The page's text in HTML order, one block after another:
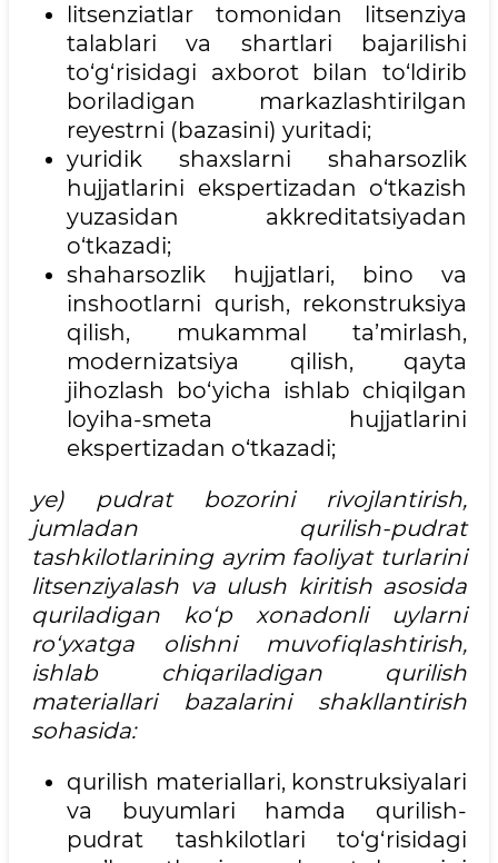
litsenziatlar tomonidan litsenziya
talablari va shartlari bajarilishi
to‘g‘risidagi axborot bilan to‘ldirib
boriladigan markazlashtirilgan
reyestrni (bazasini) yuritadi;
yuridik shaxslarni shaharsozlik
hujjatlarini ekspertizadan o‘tkazish
yuzasidan akkreditatsiyadan
o‘tkazadi;
shaharsozlik hujjatlari, bino va
inshootlarni qurish, rekonstruksiya
qilish, mukammal ta’mirlash,
modernizatsiya qilish, qayta
jihozlash bo‘yicha ishlab chiqilgan
loyiha-smeta hujjatlarini
ekspertizadan o‘tkazadi;
ye) pudrat bozorini rivojlantirish,
jumladan qurilish-pudrat
tashkilotlarining ayrim faoliyat turlarini
litsenziyalash va ulush kiritish asosida
quriladigan ko‘p xonadonli uylarni
ro‘yxatga olishni muvofiqlashtirish,
ishlab chiqariladigan qurilish
materiallari bazalarini shakllantirish
sohasida:
qurilish materiallari, konstruksiyalari
va buyumlari hamda qurilish-
pudrat tashkilotlari to‘g‘risidagi